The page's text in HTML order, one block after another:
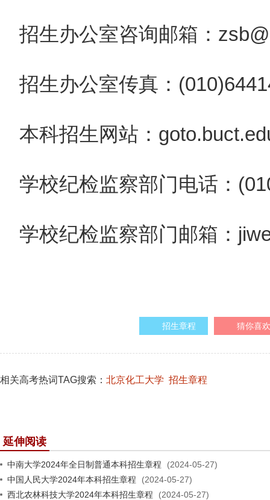
招生办公室咨询邮箱：
招生办公室传真：
本科招生网站：
学校纪检监察部门电话：
学校纪检监察部门邮箱：
招生章程 猜你喜欢
相关高考热词TAG搜索： 北京化工大学 招生章程
延伸阅读
中南大学2024年全日制普通本科招生章程
(2024-05-27)
中国人民大学2024年本科招生章程
(2024-05-27)
西北农林科技大学2024年本科招生章程
(2024-05-27)